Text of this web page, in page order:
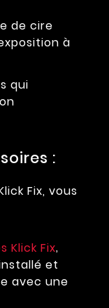
de cire
à
qui
:
Fix, vous
Klick Fix,
et
avec une